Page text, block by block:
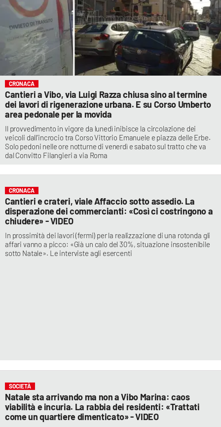
CRONACA
Cantieri a Vibo, via Luigi Razza chiusa sino al termine
dei lavori di rigenerazione urbana. E su Corso Umberto
area pedonale per la movida
Il provvedimento in vigore da lunedì inibisce la circolazione dei
veicoli dall’incrocio tra Corso Vittorio Emanuele e piazza delle Erbe.
Solo pedoni nelle ore notturne di venerdì e sabato sul tratto che va
dal Convitto Filangieri a via Roma
CRONACA
Cantieri e crateri, viale Affaccio sotto assedio. La
disperazione dei commercianti: «Così ci costringono a
chiudere» - VIDEO
In prossimità dei lavori (fermi) per la realizzazione di una rotonda gli
affari vanno a picco: «Già un calo del 30%, situazione insostenibile
sotto Natale». Le interviste agli esercenti
SOCIETÀ
Natale sta arrivando ma non a Vibo Marina: caos
viabilità e incuria. La rabbia dei residenti: «Trattati
come un quartiere dimenticato» - VIDEO